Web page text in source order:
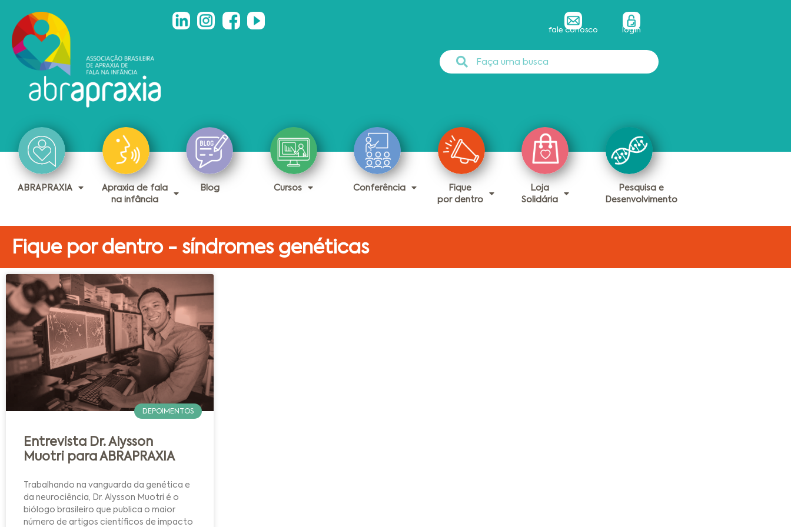
fale conosco login
ABRAPRAXIA
Apraxia de fala
na infância
Blog Cursos Conferência
Fique
por dentro
Loja
Solidária
Pesquisa e
Desenvolvimento
Fique por dentro - síndromes genéticas
DEPOIMENTOS
Entrevista Dr. Alysson
Muotri para ABRAPRAXIA
Trabalhando na vanguarda da genética e
da neurociência, Dr. Alysson Muotri é o
biólogo brasileiro que publica o maior
número de artigos científicos de impacto